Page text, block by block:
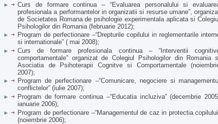
Curs de formare continua – “Evaluarea personalului si
profesionala a performantelor in organizatii si resurse umane”,
de Societatea Romana de psihologie experimentala aplicata si
Psihologilor din Romania (februarie 2012);
Program de perfectionare –“Drepturile copilului in reglementarile
si internationale” ( mai 2008);
Curs de formare profesionala continua – “Interventii
comportamentale” organizat de Colegiul Psihologilor din Romania
Asociatia de Psihoterapii Cognitve si Comportamentale
2007);
Program de perfectionare –“Comunicare, negociere si managementul
conflictelor” (iulie 2007);
Program de formare continua –“Educatia incluziva” (decembrie
ianuarie 2006);
Program de perfectionare –“Managementul de caz in protectia
(noiembrie 2006);